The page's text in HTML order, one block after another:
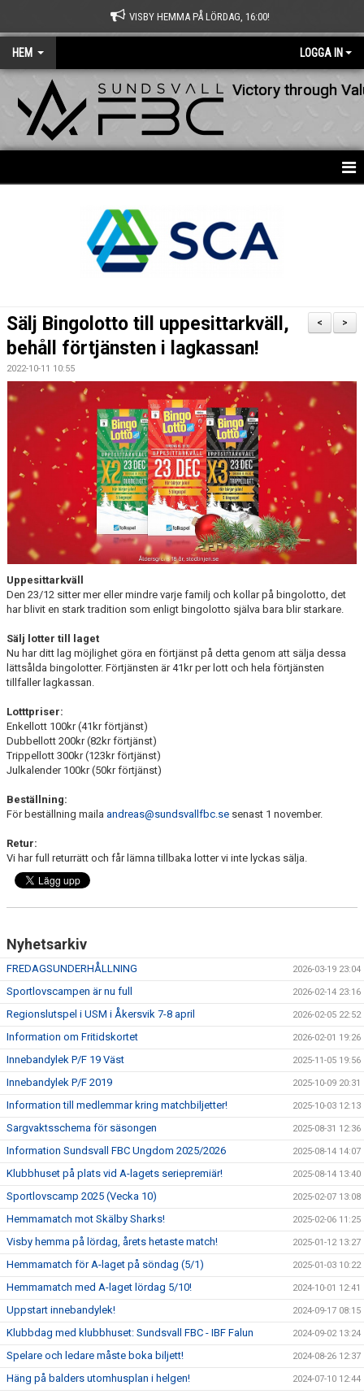
VISBY HEMMA PÅ LÖRDAG, 16:00!
HEM LOGGA IN
Victory through
KALENDER
DOKUMENT
INTRESSEANMÄLAN
LÄNKAR
SARGVAKTSCHEMA
FÖRENINGSPRODUKTEN
MEDLEMSKAP
>
<
Sälj Bingolotto till uppesittarkväll,
behåll förtjänsten i lagkassan!
2022-10-11 10:55
Uppesittarkväll
Den 23/12 sitter mer eller mindre varje familj och kollar på bingolotto, det
har blivit en stark tradition som enligt bingolotto själva bara blir starkare.
Sälj lotter till laget
Nu har ditt lag möjlighet göra en förtjänst på detta genom att sälja dessa
lättsålda bingolotter. Förtjänsten är 41kr per lott och hela förtjänsten
tillfaller lagkassan.
Lotttpriser:
Enkellott 100kr (41kr förtjänst)
Dubbellott 200kr (82kr förtjänst)
Trippellott 300kr (123kr förtjänst)
Julkalender 100kr (50kr förtjänst)
Beställning:
För beställning maila andreas@sundsvallfbc.se senast 1 november.
Retur:
Vi har full returrätt och får lämna tillbaka lotter vi inte lyckas sälja.
Nyhetsarkiv
FREDAGSUNDERHÅLLNING 2026-03-19 23:04
Sportlovscampen är nu full 2026-02-14 23:16
Regionslutspel i USM i Åkersvik 7-8 april 2026-02-05 22:52
Information om Fritidskortet 2026-02-01 19:26
Innebandylek P/F 19 Väst 2025-11-05 19:56
Innebandylek P/F 2019 2025-10-09 20:31
Information till medlemmar kring matchbiljetter! 2025-10-03 12:13
Sargvaktsschema för säsongen 2025-08-31 12:36
Information Sundsvall FBC Ungdom 2025/2026 2025-08-14 14:07
Klubbhuset på plats vid A-lagets seriepremiär! 2025-08-14 13:40
Sportlovscamp 2025 (Vecka 10) 2025-02-07 13:08
Hemmamatch mot Skälby Sharks! 2025-02-06 11:25
Visby hemma på lördag, årets hetaste match! 2025-01-12 13:27
Hemmamatch för A-laget på söndag (5/1) 2025-01-03 10:22
Hemmamatch med A-laget lördag 5/10! 2024-10-01 12:41
Uppstart innebandylek! 2024-09-17 08:15
Klubbdag med klubbhuset: Sundsvall FBC - IBF Falun 2024-09-02 13:24
Spelare och ledare måste boka biljett! 2024-08-26 12:37
Häng på balders utomhusplan i helgen! 2024-07-10 12:44